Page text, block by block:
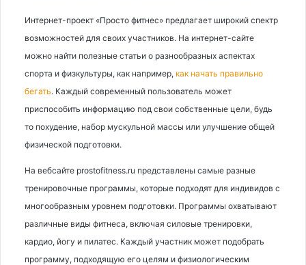
Интернет-проект «Просто фитнес» предлагает широкий спектр
возможностей для своих участников. На интернет-сайте
можно найти полезные статьи о разнообразных аспектах
спорта и физкультуры, как например, как начать правильно
бегать. Каждый современный пользователь может
приспособить информацию под свои собственные цели, будь
то похудение, набор мускульной массы или улучшение общей
физической подготовки.
На вебсайте prostofitness.ru представлены самые разные
тренировочные программы, которые подходят для индивидов с
многообразным уровнем подготовки. Программы охватывают
различные виды фитнеса, включая силовые тренировки,
кардио, йогу и пилатес. Каждый участник может подобрать
программу, подходящую его целям и физиологическим